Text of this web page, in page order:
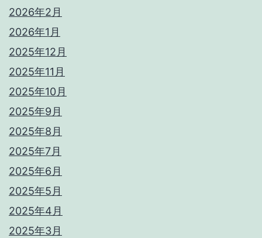
2026年2月
2026年1月
2025年12月
2025年11月
2025年10月
2025年9月
2025年8月
2025年7月
2025年6月
2025年5月
2025年4月
2025年3月